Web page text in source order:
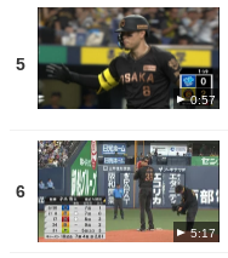
5
0:57
6
5:17